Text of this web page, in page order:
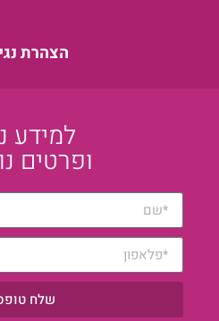
הצהרת
למידע
ופרטים
שלח